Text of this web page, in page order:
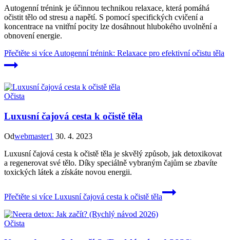
Autogenní trénink je účinnou technikou relaxace, která pomáhá
očistit tělo od stresu a napětí. S pomocí specifických cvičení a
koncentrace na vnitřní pocity lze dosáhnout hlubokého uvolnění a
obnovení energie.
Přečtěte si více Autogenní trénink: Relaxace pro efektivní očistu těla
Očista
Luxusní čajová cesta k očistě těla
Odwebmaster1 30. 4. 2023
Luxusní čajová cesta k očistě těla je skvělý způsob, jak detoxikovat
a regenerovat své tělo. Díky speciálně vybraným čajům se zbavíte
toxických látek a získáte novou energii.
Přečtěte si více Luxusní čajová cesta k očistě těla
Očista